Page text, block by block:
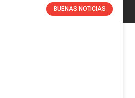
BUENAS NOTICIAS